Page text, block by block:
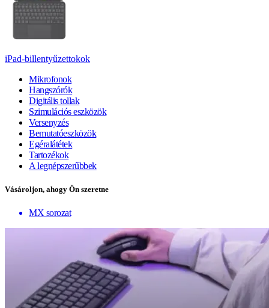
iPad-billentyűzettokok
Mikrofonok
Hangszórók
Digitális tollak
Szimulációs eszközök
Versenyzés
Bemutatóeszközök
Egéralátétek
Tartozékok
A legnépszerűbbek
Vásároljon, ahogy Ön szeretne
MX sorozat